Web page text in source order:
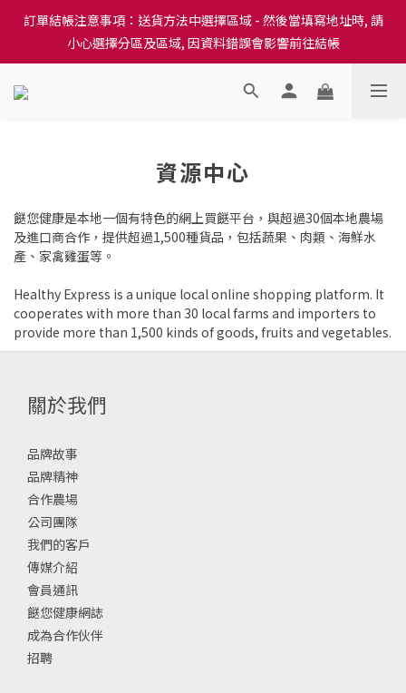
訂單結帳注意事項：送貨方法中選擇區域 - 然後當填寫地址時, 請
小心選擇分區及區域, 因資料錯誤會影響前往結帳
訂單結帳注意事項：送貨方法中選擇區域 - 然後當填寫地址時, 請
小心選擇分區及區域, 因資料錯誤會影響前往結帳
隆重推出本地培育田香雞、金棠雞、粵皇鷄及平原雞等，想食靚雞
小心選擇分區及區域, 因資料錯誤會影響前往結帳
資源中心
餸您健康是本地一個有特色的網上買餸平台，與超過30個本地農場
及進口商合作，提供超過1,500種貨品，包括蔬果、肉類、海鮮水
產、家禽雞蛋等。
Healthy Express is a unique local online shopping platform. It
cooperates with more than 30 local farms and importers to
provide more than 1,500 kinds of goods, fruits and vegetables.
關於我們
品牌故事
品牌精神
合作農場
公司團隊
我們的客戶
傳媒介紹
會員通訊
餸您健康網誌
成為合作伙伴
招聘